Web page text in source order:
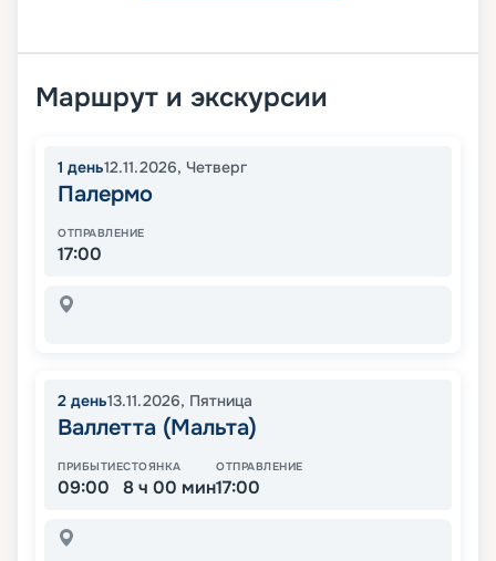
Маршрут и экскурсии
1 день12.11.2026, Четверг
Палермо
ОТПРАВЛЕНИЕ
17:00
2 день13.11.2026, Пятница
Валлетта (Мальта)
ПРИБЫТИЕ
09:00
СТОЯНКА
8 ч 00 мин
ОТПРАВЛЕНИЕ
17:00